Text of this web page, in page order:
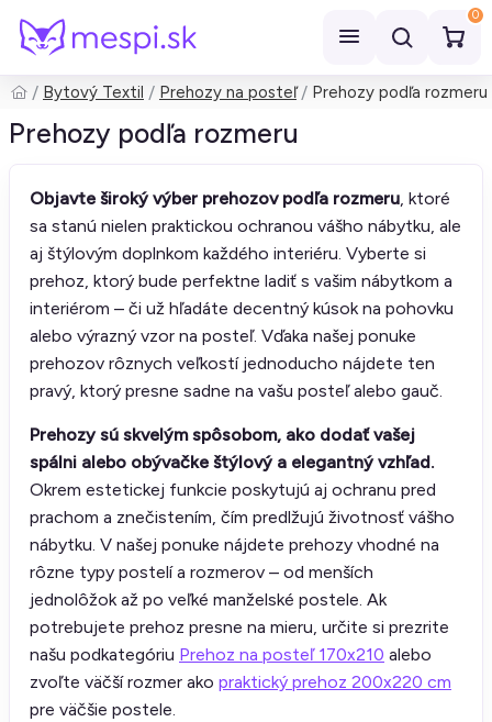
0
Hľadať
Bytový Textil Prehozy na posteľ Prehozy podľa rozmeru
Prehozy podľa rozmeru
Objavte široký výber prehozov podľa rozmeru, ktoré
sa stanú nielen praktickou ochranou vášho nábytku, ale
aj štýlovým doplnkom každého interiéru. Vyberte si
prehoz, ktorý bude perfektne ladiť s vašim nábytkom a
interiérom – či už hľadáte decentný kúsok na pohovku
alebo výrazný vzor na posteľ. Vďaka našej ponuke
prehozov rôznych veľkostí jednoducho nájdete ten
pravý, ktorý presne sadne na vašu posteľ alebo gauč.
Prehozy sú skvelým spôsobom, ako dodať vašej
spálni alebo obývačke štýlový a elegantný vzhľad.
Okrem estetickej funkcie poskytujú aj ochranu pred
prachom a znečistením, čím predlžujú životnosť vášho
nábytku. V našej ponuke nájdete prehozy vhodné na
rôzne typy postelí a rozmerov – od menších
jednolôžok až po veľké manželské postele. Ak
potrebujete prehoz presne na mieru, určite si prezrite
našu podkategóriu Prehoz na posteľ 170x210 alebo
zvoľte väčší rozmer ako praktický prehoz 200x220 cm
pre väčšie postele.